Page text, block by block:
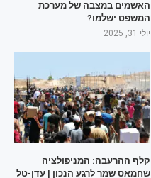
האשמים במצבה של מערכת
המשפט ישלמו?
יולי 31, 2025
קלף ההרעבה: המניפולציה
שחמאס שמר לרגע הנכון | עדן-טל